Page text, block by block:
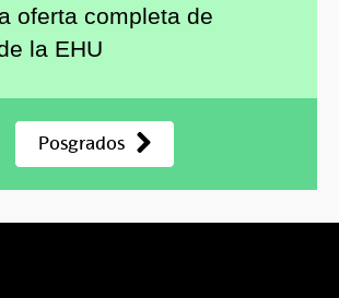
oferta completa de
la EHU
Posgrados